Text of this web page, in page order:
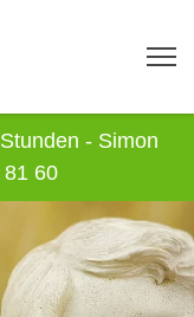
- Simon
81 60